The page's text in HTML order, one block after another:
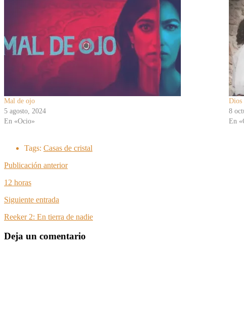
Mal de ojo
5 agosto, 2024
En «Ocio»
Dios
8
En
Tags: Casas de cristal
Publicación anterior
12 horas
Siguiente entrada
Reeker 2: En tierra de nadie
Deja un comentario